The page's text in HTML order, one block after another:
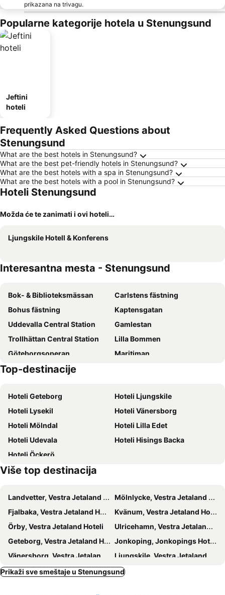
prikazana na trivagu.
Popularne kategorije hotela u Stenungsund
Jeftini
hoteli
Frequently Asked Questions about
Stenungsund
What are the best hotels in Stenungsund?
What are the best pet-friendly hotels in Stenungsund?
What are the best hotels with a spa in Stenungsund?
What are the best hotels with a pool in Stenungsund?
Hoteli Stenungsund
Možda će te zanimati i ovi hoteli…
Ljungskile Hotell & Konferens
Interesantna mesta - Stenungsund
Bok- & Biblioteksmässan
Carlstens fästning
Bohus fästning
Kaptensgatan
Uddevalla Central Station
Gamlestan
Trollhättan Central Station
Lilla Bommen
Göteborgsoperan
Maritiman
Göteborg Convention Centre
Nordstan
Slottsskogen
Världskulturmuseet
Hop-on Hop-off Bus - Blue Line
Top-destinacije
Hoteli Geteborg
Hoteli Ljungskile
Hoteli Lysekil
Hoteli Vänersborg
Hoteli Mölndal
Hoteli Lilla Edet
Hoteli Udevala
Hoteli Hisings Backa
Hoteli Öckerö
Više top destinacija
Landvetter, Vestra Jetaland Hoteli
Mölnlycke, Vestra Jetaland Hoteli
Fjalbaka, Vestra Jetaland Hoteli
Kvänum, Vestra Jetaland Hoteli
Örby, Vestra Jetaland Hoteli
Ulricehamn, Vestra Jetaland Hoteli
Geteborg, Vestra Jetaland Hoteli
Jonkoping, Jonkopings Hoteli
Vänersborg, Vestra Jetaland Hoteli
Ljungskile, Vestra Jetaland Hoteli
Gränna, Jonkopings Hoteli
Mölndal, Vestra Jetaland Hoteli
Prikaži sve smeštaje u Stenungsund